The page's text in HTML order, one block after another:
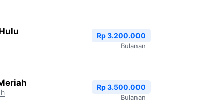
Rp 3.200.000
Bulanan
Rp 3.500.000
Bulanan